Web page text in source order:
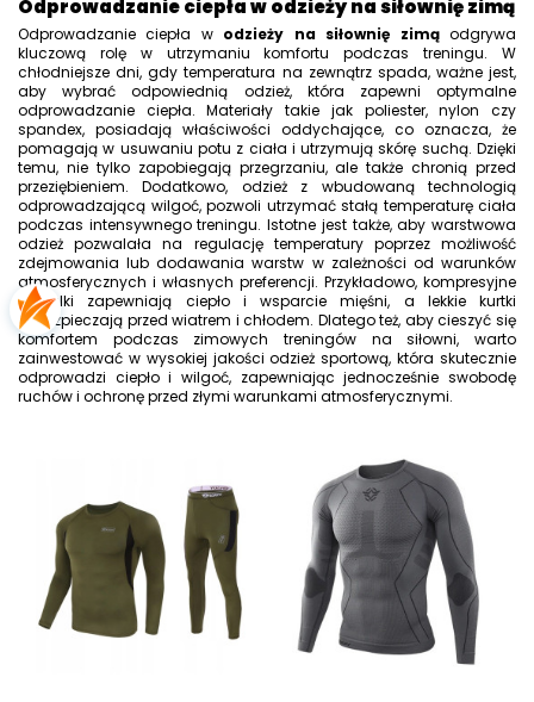
Odprowadzanie ciepła w odzieży na siłownię zimą
Odprowadzanie ciepła w odzieży na siłownię zimąodgrywa
kluczową rolę w utrzymaniu komfortu podczas treningu. W
chłodniejsze dni, gdy temperatura na zewnątrz spada, ważne jest,
aby wybrać odpowiednią odzież, która zapewni optymalne
odprowadzanie ciepła. Materiały takie jak poliester, nylon czy
spandex, posiadają właściwości oddychające, co oznacza, że
pomagają w usuwaniu potu z ciała i utrzymują skórę suchą. Dzięki
temu, nie tylko zapobiegają przegrzaniu, ale także chronią przed
przeziębieniem. Dodatkowo, odzież z wbudowaną technologią
odprowadzającą wilgoć, pozwoli utrzymać stałą temperaturę ciała
podczas intensywnego treningu. Istotne jest także, aby warstwowa
odzież pozwalała na regulację temperatury poprzez możliwość
zdejmowania lub dodawania warstw w zależności od warunków
atmosferycznych i własnych preferencji. Przykładowo, kompresyjne
koszulki zapewniają ciepło i wsparcie mięśni, a lekkie kurtki
zabezpieczają przed wiatrem i chłodem. Dlatego też, aby cieszyć się
komfortem podczas zimowych treningów na siłowni, warto
zainwestować w wysokiej jakości odzież sportową, która skutecznie
odprowadzi ciepło i wilgoć, zapewniając jednocześnie swobodę
ruchów i ochronę przed złymi warunkami atmosferycznymi.